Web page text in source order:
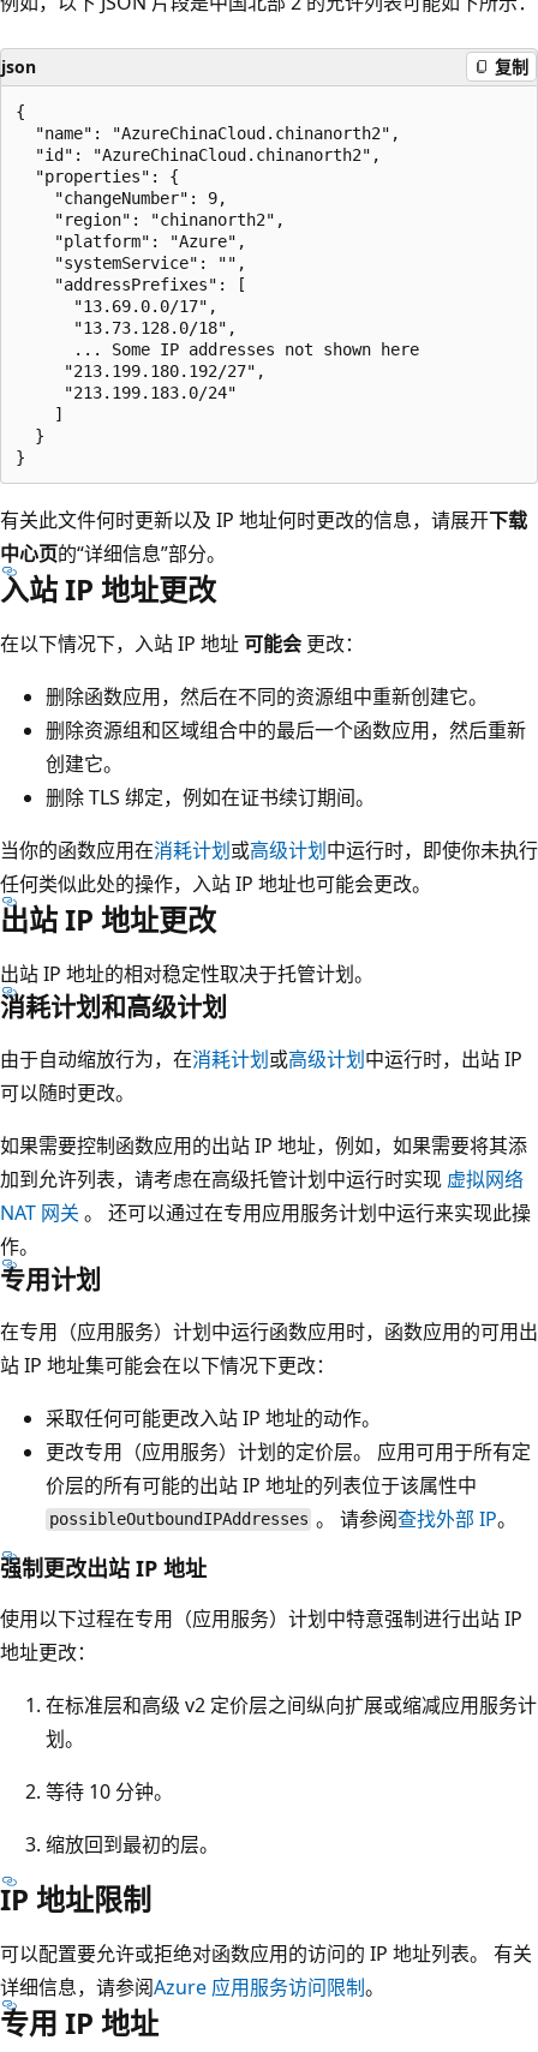
json 复制
{
  "name": "AzureChinaCloud.chinanorth2",
  "id": "AzureChinaCloud.chinanorth2",
  "properties": {
    "changeNumber": 9,
    "region": "chinanorth2",
    "platform": "Azure",
    "systemService": "",
    "addressPrefixes": [
      "13.69.0.0/17",
      "13.73.128.0/18",
      ... Some IP addresses not shown here
     "213.199.180.192/27",
     "213.199.183.0/24"
    ]
  }
有关此文件何时更新以及 IP 地址何时更改的信息，请展开下载
中心页的“详细信息”部分。
入站 IP 地址更改
在以下情况下，入站 IP 地址可能会 更改：
删除函数应用，然后在不同的资源组中重新创建它。
删除资源组和区域组合中的最后一个函数应用，然后重新
创建它。
删除 TLS 绑定，例如在证书续订期间。
当你的函数应用在消耗计划或高级计划中运行时，即使你未执行
任何类似此处的操作，入站 IP 地址也可能会更改。
出站 IP 地址更改
出站 IP 地址的相对稳定性取决于托管计划。
消耗计划和高级计划
由于自动缩放行为，在消耗计划或高级计划中运行时，出站 IP
可以随时更改。
如果需要控制函数应用的出站 IP 地址，例如，如果需要将其添
加到允许列表，请考虑在高级托管计划中运行时实现 虚拟网络
NAT 网关 。 还可以通过在专用应用服务计划中运行来实现此操
作。
专用计划
在专用（应用服务）计划中运行函数应用时，函数应用的可用出
站 IP 地址集可能会在以下情况下更改：
采取任何可能更改入站 IP 地址的动作。
更改专用（应用服务）计划的定价层。 应用可用于所有定
价层的所有可能的出站 IP 地址的列表位于该属性中
possibleOutboundIPAddresses 。 请参阅查找外部 IP。
强制更改出站 IP 地址
使用以下过程在专用（应用服务）计划中特意强制进行出站 IP
地址更改：
在标准层和高级 v2 定价层之间纵向扩展或缩减应用服务计
划。
等待 10 分钟。
缩放回到最初的层。
IP 地址限制
可以配置要允许或拒绝对函数应用的访问的 IP 地址列表。 有关
详细信息，请参阅Azure 应用服务访问限制。
专用 IP 地址